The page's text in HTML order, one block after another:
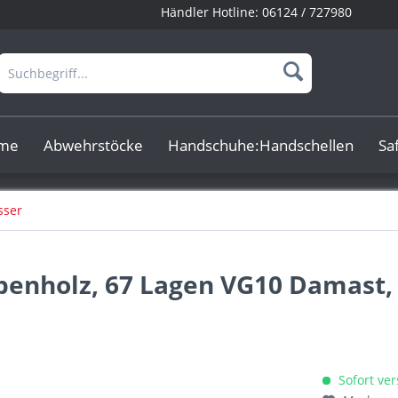
Händler Hotline: 06124 / 727980
Abwehrstöcke Handschuhe:Handschellen
67 Lagen VG10
Sofort